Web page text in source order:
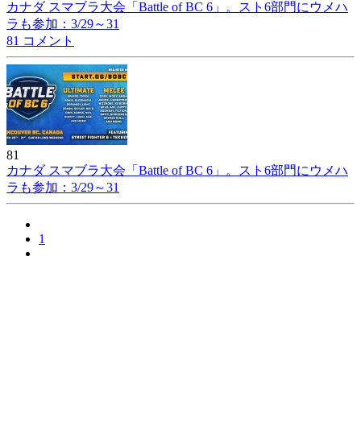
カナダ スマブラ大会「Battle of BC 6」。スト6部門にウメハ
ラも参加：3/29～31
81 コメント
81
カナダ スマブラ大会「Battle of BC 6」。スト6部門にウメハ
ラも参加：3/29～31
1